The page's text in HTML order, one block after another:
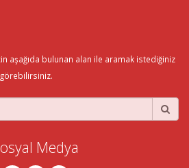
aşağıda bulunan alan ile aramak istediğiniz
Medya